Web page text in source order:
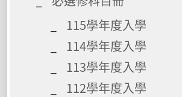
115學年度入學
114學年度入學
113學年度入學
112學年度入學